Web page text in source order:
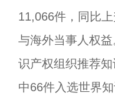
11,066件，同比
与海外当事人权
识产权组织推荐
中66件入选世界